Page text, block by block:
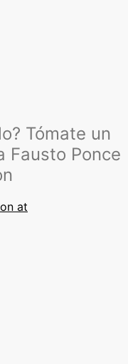
Tómate un
Fausto Ponce